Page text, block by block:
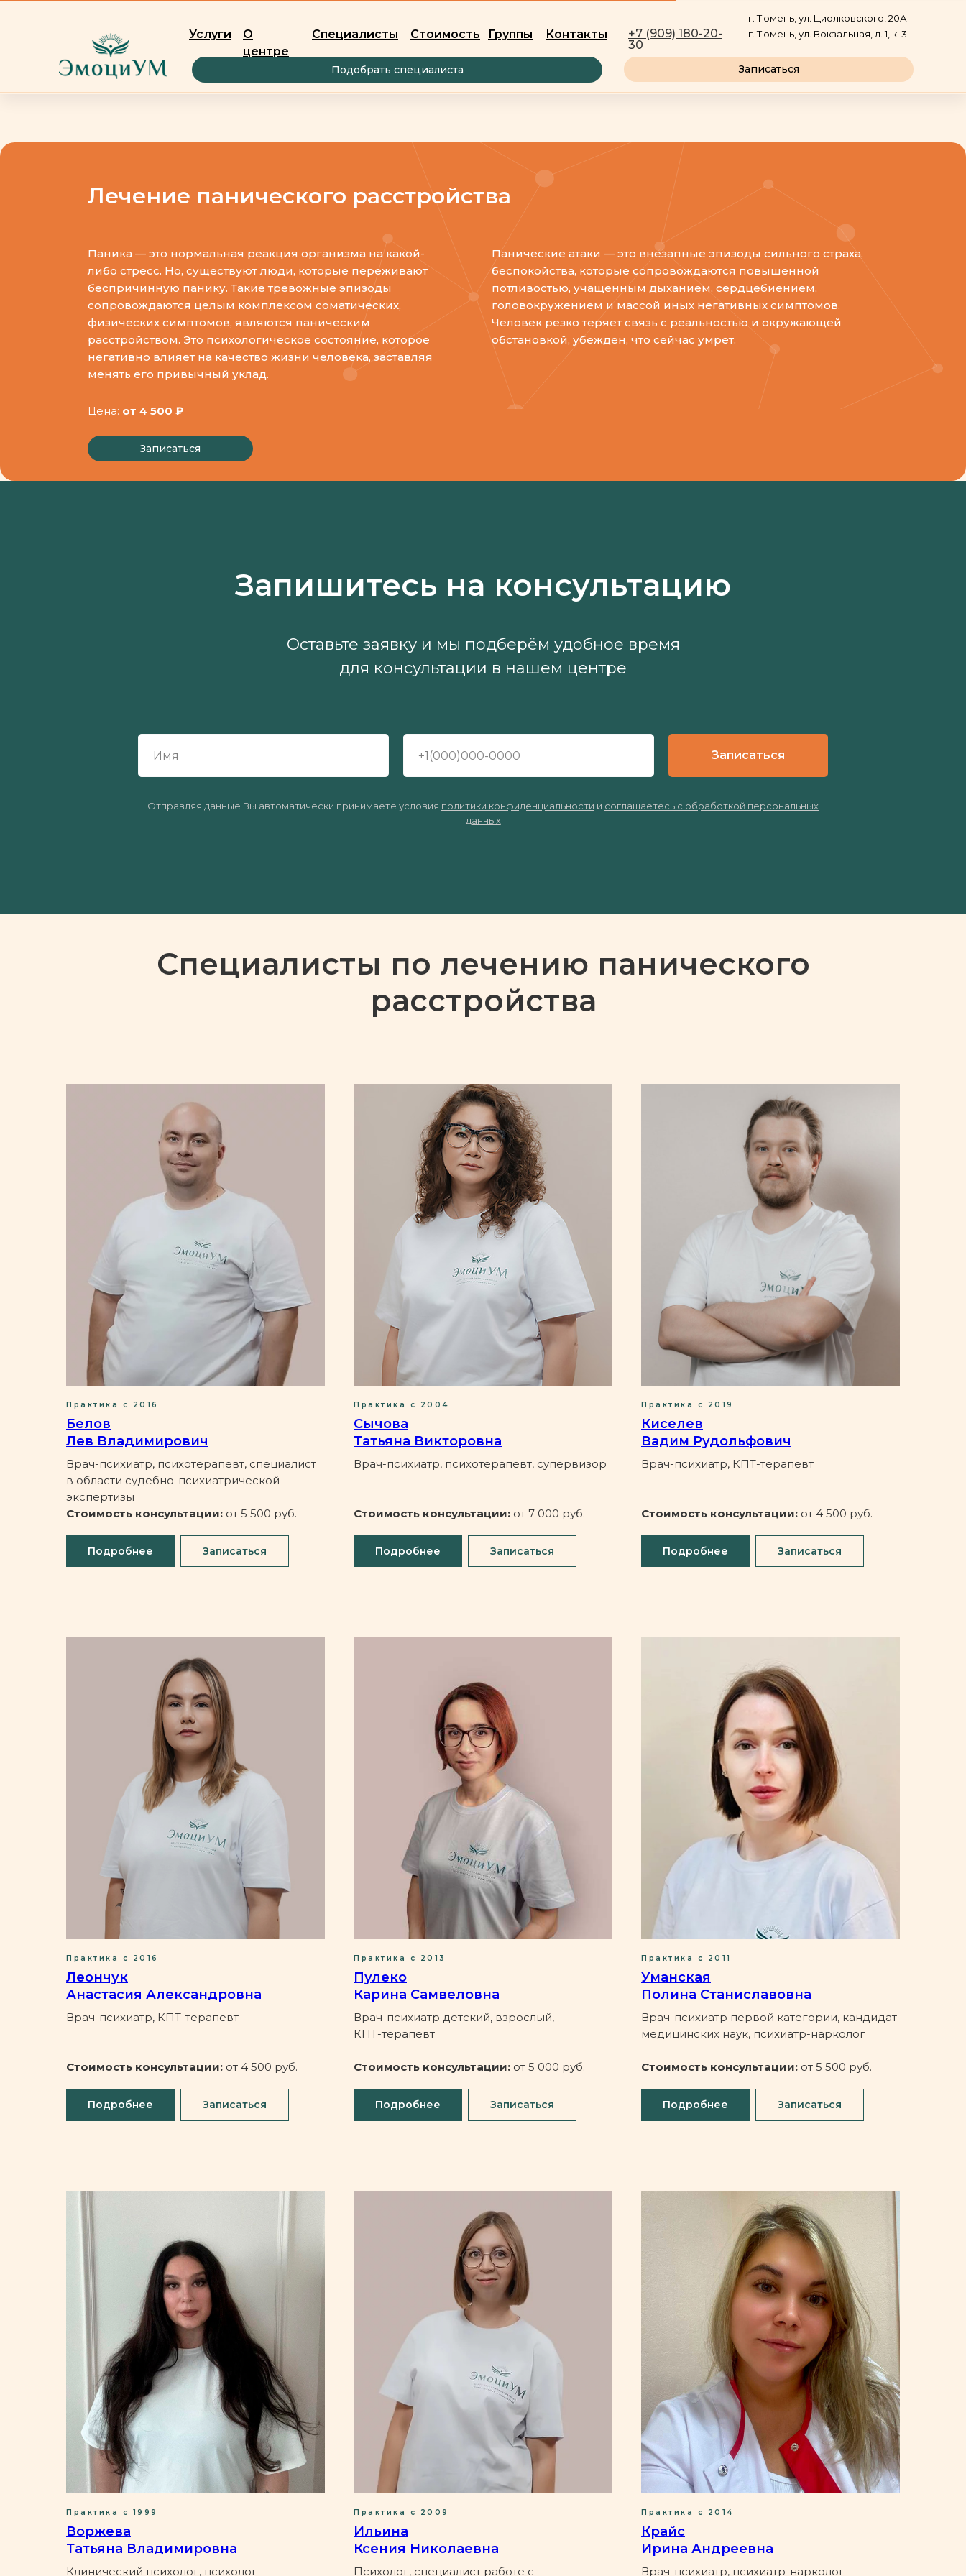
О
центре
Услуги Специалисты Стоимость Группы Контакты
+7 (909) 180-20-
30
г. Тюмень, ул. Циолковского, 20А
г. Тюмень, ул. Вокзальная, д. 1, к. 3
Подобрать специалиста Записаться
Паническое расстройство
Лечение панического расстройства
Паника — это нормальная реакция организма на какой-
либо стресс. Но, существуют люди, которые переживают
беспричинную панику. Такие тревожные эпизоды
сопровождаются целым комплексом соматических,
физических симптомов, являются паническим
расстройством. Это психологическое состояние, которое
негативно влияет на качество жизни человека, заставляя
менять его привычный уклад.
Панические атаки — это внезапные эпизоды сильного страха,
беспокойства, которые сопровождаются повышенной
потливостью, учащенным дыханием, сердцебиением,
головокружением и массой иных негативных симптомов.
Человек резко теряет связь с реальностью и окружающей
обстановкой, убежден, что сейчас умрет.
Записаться
Цена: от 4 500 ₽
Запишитесь на консультацию
Оставьте заявку и мы подберём удобное время
для консультации в нашем центре
Записаться
Отправляя данные Вы автоматически принимаете условия политики конфиденциальности и соглашаетесь с обработкой персональных
данных
Специалисты по лечению панического
расстройства
Практика с 2016
Белов
Лев Владимирович
Врач-психиатр, психотерапевт, специалист
в области судебно-психиатрической
экспертизы
Стоимость консультации: от 5 500 руб.
Подробнее Записаться
Практика с 2004
Сычова
Татьяна Викторовна
Врач-психиатр, психотерапевт, супервизор
Стоимость консультации: от 7 000 руб.
Подробнее Записаться
Практика с 2019
Киселев
Вадим Рудольфович
Врач-психиатр, КПТ-терапевт
Стоимость консультации: от 4 500 руб.
Подробнее Записаться
Практика с 2016
Леончук
Анастасия Александровна
Врач-психиатр, КПТ-терапевт
Стоимость консультации: от 4 500 руб.
Подробнее Записаться
Практика с 2013
Пулеко
Карина Самвеловна
Врач-психиатр детский, взрослый,
КПТ-терапевт
Стоимость консультации: от 5 000 руб.
Подробнее Записаться
Практика с 2011
Уманская
Полина Станиславовна
Врач-психиатр первой категории, кандидат
медицинских наук, психиатр-нарколог
Стоимость консультации: от 5 500 руб.
Подробнее Записаться
Практика с 1999
Воржева
Татьяна Владимировна
Клинический психолог, психолог-
Практика с 2009
Ильина
Ксения Николаевна
Психолог, специалист работе с
Практика с 2014
Крайс
Ирина Андреевна
Врач-психиатр, психиатр-нарколог